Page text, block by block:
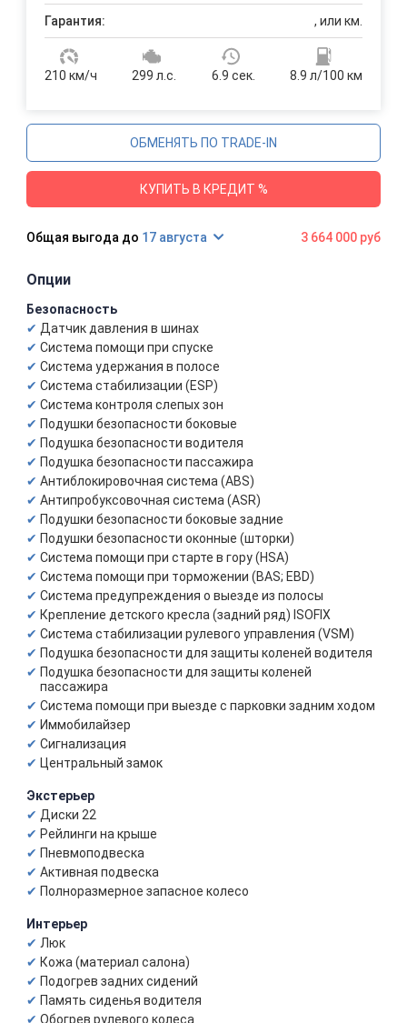
Гарантия: , или км.
210 км/ч 299 л.с. 6.9 сек. 8.9 л/100 км
КУПИТЬ В КРЕДИТ %
ОБМЕНЯТЬ ПО TRADE-IN
17 августа 3 664 000 руб
Опции
Безопасность
Датчик давления в шинах
Система помощи при спуске
Система удержания в полосе
Система стабилизации (ESP)
Система контроля слепых зон
Подушки безопасности боковые
Подушка безопасности водителя
Подушка безопасности пассажира
Антиблокировочная система (ABS)
Антипробуксовочная система (ASR)
Подушки безопасности боковые задние
Подушки безопасности оконные (шторки)
Система помощи при старте в гору (HSA)
Система помощи при торможении (BAS; EBD)
Система предупреждения о выезде из полосы
Крепление детского кресла (задний ряд) ISOFIX
Система стабилизации рулевого управления (VSM)
Подушка безопасности для защиты коленей водителя
Подушка безопасности для защиты коленей
пассажира
Система помощи при выезде с парковки задним ходом
Иммобилайзер
Сигнализация
Центральный замок
Экстерьер
Диски 22
Рейлинги на крыше
Пневмоподвеска
Активная подвеска
Полноразмерное запасное колесо
Интерьер
Люк
Кожа (материал салона)
Подогрев задних сидений
Память сиденья водителя
Обогрев рулевого колеса